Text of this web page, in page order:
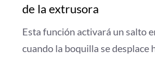
de la extrusora
Esta función activará un salto
cuando la boquilla se desplace